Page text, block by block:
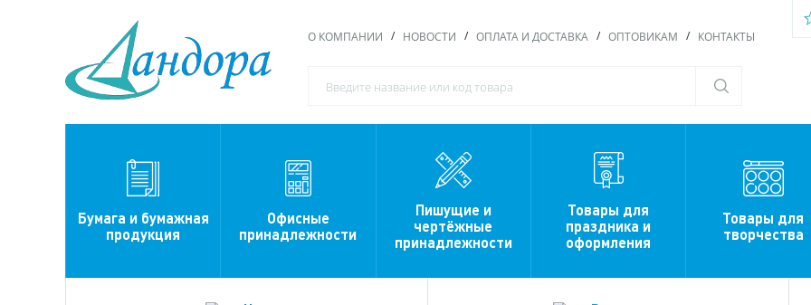
О КОМПАНИИ НОВОСТИ ОПЛАТА И ДОСТАВКА ОПТОВИКАМ КОНТАКТЫ
Бумага и бумажная
продукция
Офисные
принадлежности
Пишущие и
чертёжные
принадлежности
Товары для
праздника и
оформления
Товары для
творчества